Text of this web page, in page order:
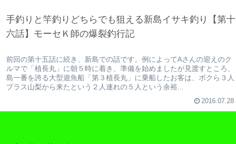
手釣りと竿釣りどちらでも狙える新島イサキ釣り【第十
六話】モーセＫ師の爆裂釣行記
前回の第十五話に続き、新島での話です。例によってAさんの迎えのク
ルマで「植長丸」に朝５時に着き、準備を始めましたが見渡すところ、
島一番を誇る大型遊魚船「第３植長丸」に乗船したお客は、ボクら３人
プラス山梨から来たという２人連れの５人という余裕...
2016.07.28